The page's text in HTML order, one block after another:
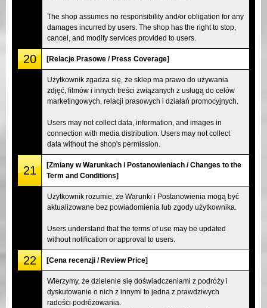
The shop assumes no responsibility and/or obligation for any
damages incurred by users. The shop has the right to stop,
cancel, and modify services provided to users.
20 [Relacje Prasowe / Press Coverage]
Użytkownik zgadza się, że sklep ma prawo do używania
zdjęć, filmów i innych treści związanych z usługą do celów
marketingowych, relacji prasowych i działań promocyjnych.
Users may not collect data, information, and images in
connection with media distribution. Users may not collect
data without the shop's permission.
21
[Zmiany w Warunkach i Postanowieniach / Changes to the
Term and Conditions]
Użytkownik rozumie, że Warunki i Postanowienia mogą być
aktualizowane bez powiadomienia lub zgody użytkownika.
Users understand that the terms of use may be updated
without notification or approval to users.
22 [Cena recenzji / Review Price]
Wierzymy, że dzielenie się doświadczeniami z podróży i
dyskutowanie o nich z innymi to jedna z prawdziwych
radości podróżowania.